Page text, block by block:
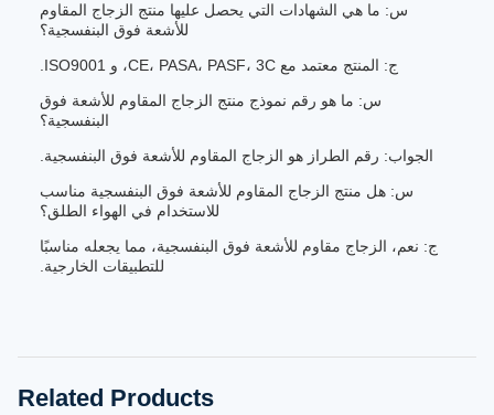
س: ما هي الشهادات التي يحصل عليها منتج الزجاج المقاوم
للأشعة فوق البنفسجية؟
ج: المنتج معتمد مع CE، PASA، PASF، 3C، و ISO9001.
س: ما هو رقم نموذج منتج الزجاج المقاوم للأشعة فوق
البنفسجية؟
الجواب: رقم الطراز هو الزجاج المقاوم للأشعة فوق البنفسجية.
س: هل منتج الزجاج المقاوم للأشعة فوق البنفسجية مناسب
للاستخدام في الهواء الطلق؟
ج: نعم، الزجاج مقاوم للأشعة فوق البنفسجية، مما يجعله مناسبًا
للتطبيقات الخارجية.
Related Products